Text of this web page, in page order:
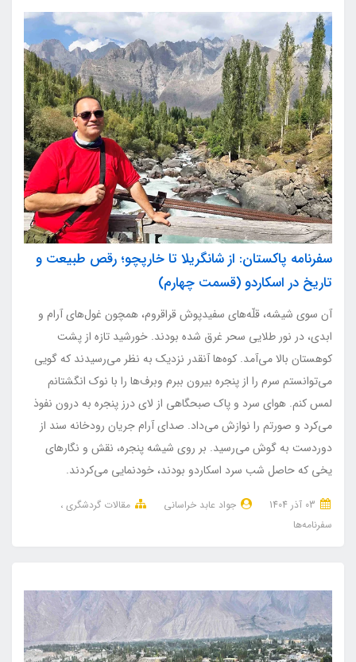
سفرنامه پاکستان: از شانگریلا تا خارپچو؛ رقص طبیعت و
تاریخ در اسکاردو (قسمت چهارم)
آن سوی شیشه، قلّه‌های سفیدپوش قراقروم، همچون غول‌های آرام و
ابدی، در نور طلایی سحر غرق شده بودند. خورشید تازه از پشت
کوهستان بالا می‌آمد. کوه‌ها آنقدر نزدیک به نظر می‌رسیدند که گویی
می‌توانستم سرم را از پنجره بیرون ببرم وبرف‌ها را با نوک انگشتانم
لمس کنم. هوای سرد و پاک صبحگاهی از لای درز پنجره به درون نفوذ
می‌کرد و صورتم را نوازش می‌داد. صدای آرام جریان رودخانه سند از
دوردست به گوش می‌رسید. بر روی شیشه پنجره، نقش و نگارهای
یخی که حاصل شب سرد اسکاردو بودند، خودنمایی می‌کردند.
جواد عابد خراسانی
مقالات گردشگری
سفرنامه‌ها